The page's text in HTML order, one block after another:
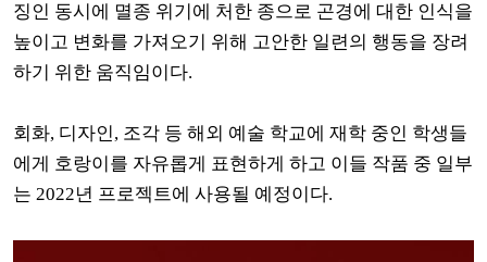
징인 동시에 멸종 위기에 처한 종으로 곤경에 대한 인식을
높이고 변화를 가져오기 위해 고안한 일련의 행동을 장려
하기 위한 움직임이다.
회화, 디자인, 조각 등 해외 예술 학교에 재학 중인 학생들
에게 호랑이를 자유롭게 표현하게 하고 이들 작품 중 일부
는 2022년 프로젝트에 사용될 예정이다.